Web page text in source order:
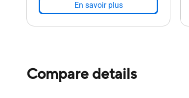
En savoir plus
Compare details